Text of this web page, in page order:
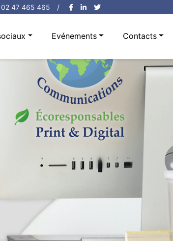
02 47 465 465 /
Evénements Contacts